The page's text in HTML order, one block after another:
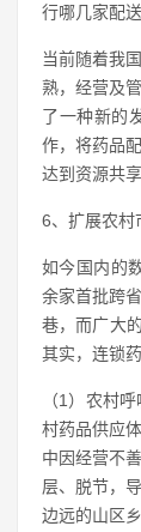
行哪几家配
当前随着我
熟，经营及
了一种新的
作，将药品
达到资源共
6、扩展农村
如今国内的
余家首批跨
巷，而广大
其实，连锁
（1）农村
村药品供应
中因经营不
层、脱节，
边远的山区